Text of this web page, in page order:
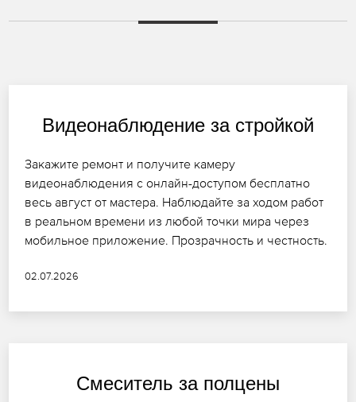
Видеонаблюдение за стройкой
Закажите ремонт и получите камеру
видеонаблюдения с онлайн-доступом бесплатно
весь август от мастера. Наблюдайте за ходом работ
в реальном времени из любой точки мира через
мобильное приложение. Прозрачность и честность.
02.07.2026
Смеситель за полцены